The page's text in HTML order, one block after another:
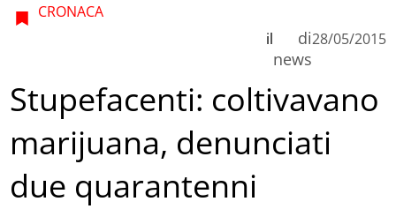
CRONACA
di
news
il 28/05/2015
Stupefacenti: coltivavano
marijuana, denunciati
due quarantenni